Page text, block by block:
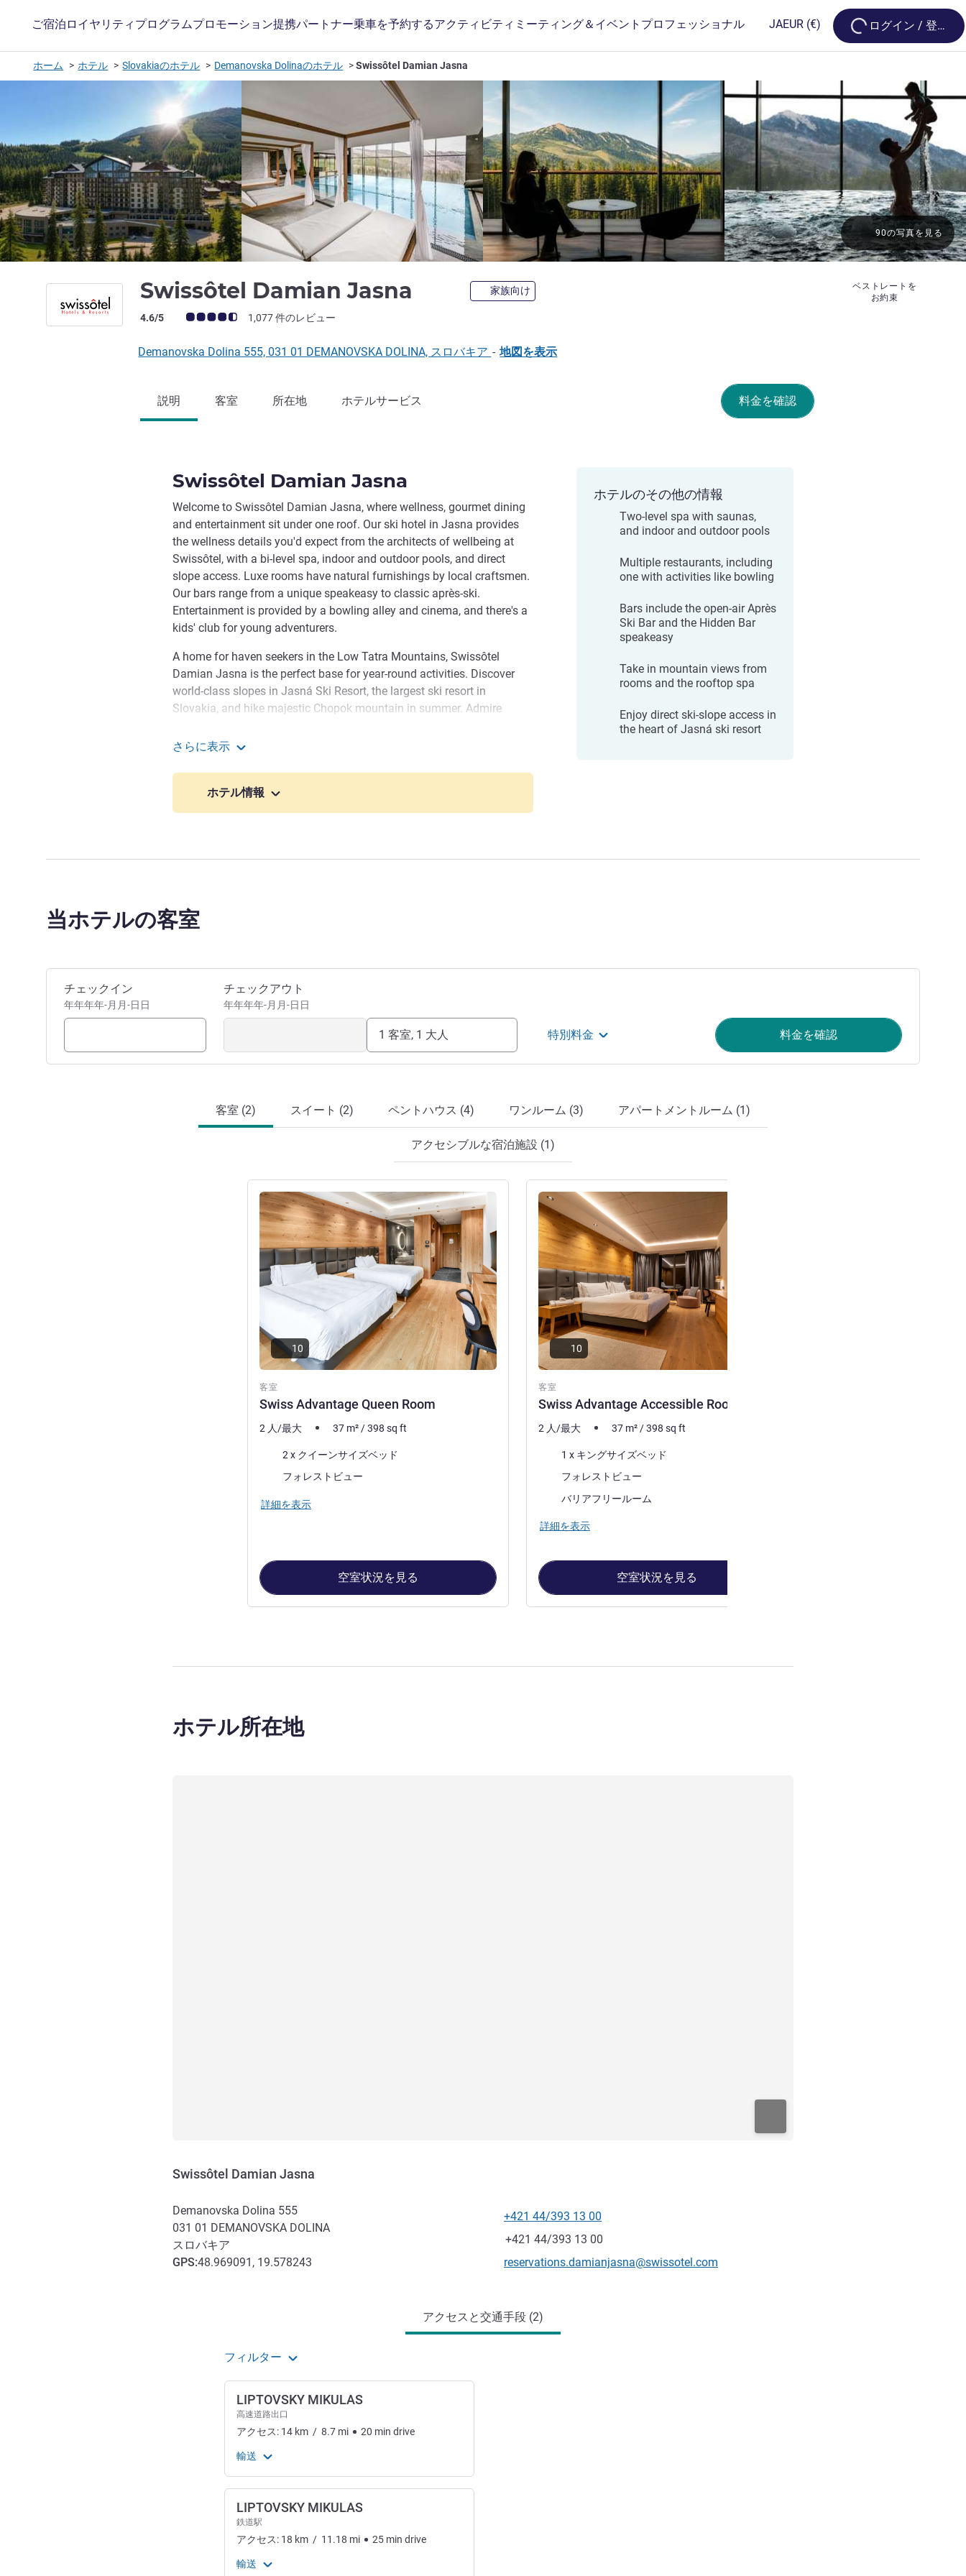
ご宿泊 ロイヤリティプログラムプロモーション提携パートナー乗車を予約するアクティビティ ミーティング＆イベント プロフェッショナル JAEUR (€) Loading...
ログイン / 登録
ホーム ホテル Slovakiaのホテル Demanovska Dolinaのホテル Swissôtel Damian Jasna
Swissôtel Damian Jasna 5 つ星 家族向け
お客さまの声 (確認済みレビュー アコーホテルズ)
4.6/5 1,077 件のレビュー
ベストレートを
お約束
90の写真を見る
Demanovska Dolina 555, 031 01 DEMANOVSKA DOLINA, スロバキア - 地図を表示
料金を確認
説明 客室 所在地 ホテルサービス
Swissôtel Damian Jasna
Welcome to Swissôtel Damian Jasna, where wellness, gourmet dining
and entertainment sit under one roof. Our ski hotel in Jasna provides
the wellness details you'd expect from the architects of wellbeing at
Swissôtel, with a bi-level spa, indoor and outdoor pools, and direct
slope access. Luxe rooms have natural furnishings by local craftsmen.
Our bars range from a unique speakeasy to classic après-ski.
Entertainment is provided by a bowling alley and cinema, and there's a
kids' club for young adventurers.
A home for haven seekers in the Low Tatra Mountains, Swissôtel
Damian Jasna is the perfect base for year-round activities. Discover
world-class slopes in Jasná Ski Resort, the largest ski resort in
Slovakia, and hike majestic Chopok mountain in summer. Admire
on scenic Liptovská Mara reservoir with water sports, fishing and
thermal pools and water slides.
Airport can be reached by car in under an hour.
you're seeking winter sports, hiking or high-end corporate retreats. Your
wellness is a priority throughout your stay, from local ingredients in our
さらに表示
ホテル情報
ホテルのその他の情報
Two-level spa with saunas,
and indoor and outdoor pools
Multiple restaurants, including
one with activities like bowling
Bars include the open-air Après
Ski Bar and the Hidden Bar
speakeasy
Take in mountain views from
rooms and the rooftop spa
Enjoy direct ski-slope access in
the heart of Jasná ski resort
当ホテルの客室
このホテルを予約
チェックイン
年年年年-月月-日日
チェックアウト
年年年年-月月-日日
1 客室, 1 大人 特別料金 料金を確認
客室 (2) スイート (2) ペントハウス (4) ワンルーム (3) アパートメントルーム (1)
アクセシブルな宿泊施設 (1)
客室
Swiss Advantage Queen Room
詳細を表示
10
2 人/最大 37 m² /398 sq ft
2 x クイーンサイズベッド
ビュー:フォレストビュー
詳細を表示
空室状況を見る
客室
Swiss Advantage Accessible Room
詳細を表示
10
2 人/最大 37 m² /398 sq ft
1 x キングサイズベッド
ビュー:フォレストビュー
バリアフリールーム
詳細を表示
空室状況を見る
ホテル所在地
Swissôtel Damian Jasna
Demanovska Dolina 555
031 01 DEMANOVSKA DOLINA
スロバキア
GPS:48.969091, 19.578243
電話番号
+421 44/393 13 00
ファックス
+421 44/393 13 00
Eメール
reservations.damianjasna@swissotel.com
アクセスと交通手段 (2)
フィルター
LIPTOVSKY MIKULAS
高速道路出口
アクセス: 14 km / 8.7 mi 20 min drive
輸送
LIPTOVSKY MIKULAS
鉄道駅
アクセス: 18 km / 11.18 mi 25 min drive
輸送